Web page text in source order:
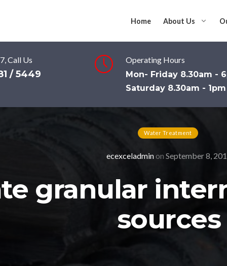
Home About Us
Call Us
/ 5449
Operating Hours
Mon- Friday 8.30am -
Saturday 8.30am - 1pm
Water Treatment
ecexceladminon September 8,
granular
sources